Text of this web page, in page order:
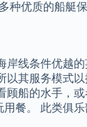
种优质的船艇
线条件优越
其服务模式
船的水手，
餐。 此类俱